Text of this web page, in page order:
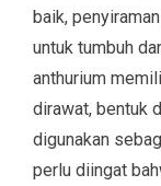
baik,
untuk tumbuh
anthurium
dirawat, bentuk
digunakan
perlu diingat